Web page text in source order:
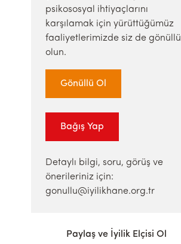
psikososyal ihtiyaçlarını
karşılamak için yürüttüğümüz
faaliyetlerimizde siz de gönüllü
olun.
Gönüllü Ol
Bağış Yap
Detaylı bilgi, soru, görüş ve
önerileriniz için:
gonullu@iyilikhane.org.tr
Paylaş ve İyilik Elçisi Ol